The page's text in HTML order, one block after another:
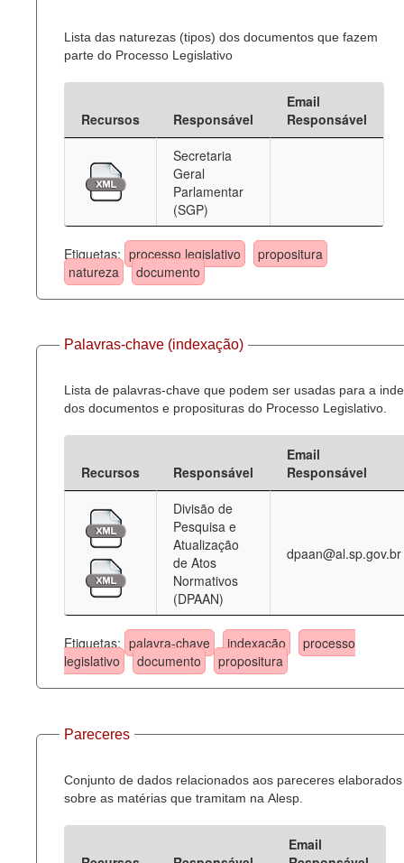
Lista das naturezas (tipos) dos documentos que fazem
parte do Processo Legislativo
Recursos Responsável
Email
Responsável
Secretaria
Geral
Parlamentar
(SGP)
Etiquetas: processo legislativo
propositura
natureza
documento
Palavras-chave (indexação)
Lista de palavras-chave que podem ser usadas para a
dos documentos e proposituras do Processo Legislativo.
Recursos Responsável
Email
Responsável
Divisão de
Pesquisa e
Atualização
de Atos
Normativos
(DPAAN)
dpaan@al.sp.gov.br
Etiquetas: palavra-chave indexação
processo
legislativo
documento propositura
Pareceres
Conjunto de dados relacionados aos pareceres elaborados
sobre as matérias que tramitam na Alesp.
Email